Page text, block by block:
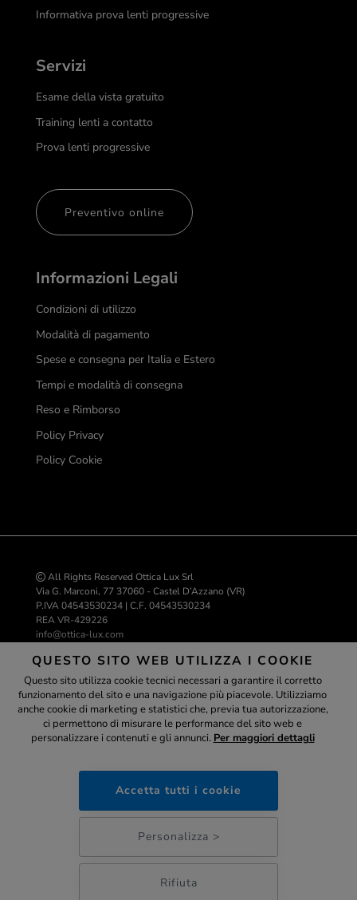
Informativa prova lenti progressive
Servizi
Esame della vista gratuito
Training lenti a contatto
Prova lenti progressive
Preventivo online
Informazioni Legali
Condizioni di utilizzo
Modalità di pagamento
Spese e consegna per Italia e Estero
Tempi e modalità di consegna
Reso e Rimborso
Policy Privacy
Policy Cookie
All Rights Reserved Ottica Lux Srl
Via G. Marconi, 77 37060 - Castel D’Azzano (VR)
P.IVA 04543530234 | C.F. 04543530234
REA VR-429226
info@ottica-lux.com
Realizzazione e-commerce Colombo 3000
Assistente
ottica-lux.it
QUESTO SITO WEB UTILIZZA I COOKIE
Questo sito utilizza cookie tecnici necessari a garantire il corretto
funzionamento del sito e una navigazione più piacevole. Utilizziamo
anche cookie di marketing e statistici che, previa tua autorizzazione,
ci permettono di misurare le performance del sito web e
personalizzare i contenuti e gli annunci. Per maggiori dettagli
Accetta tutti i cookie
Rifiuta
Personalizza >